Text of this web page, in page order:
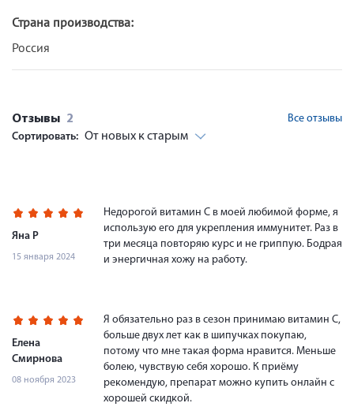
Страна производства:
Россия
Отзывы 2
Все отзывы
Сортировать: От новых к старым
Яна Р
15 января 2024
Недорогой витамин С в моей любимой форме, я
использую его для укрепления иммунитет. Раз в
три месяца повторяю курс и не гриппую. Бодрая
и энергичная хожу на работу.
Елена
Смирнова
08 ноября 2023
Я обязательно раз в сезон принимаю витамин С,
больше двух лет как в шипучках покупаю,
потому что мне такая форма нравится. Меньше
болею, чувствую себя хорошо. К приёму
рекомендую, препарат можно купить онлайн с
хорошей скидкой.